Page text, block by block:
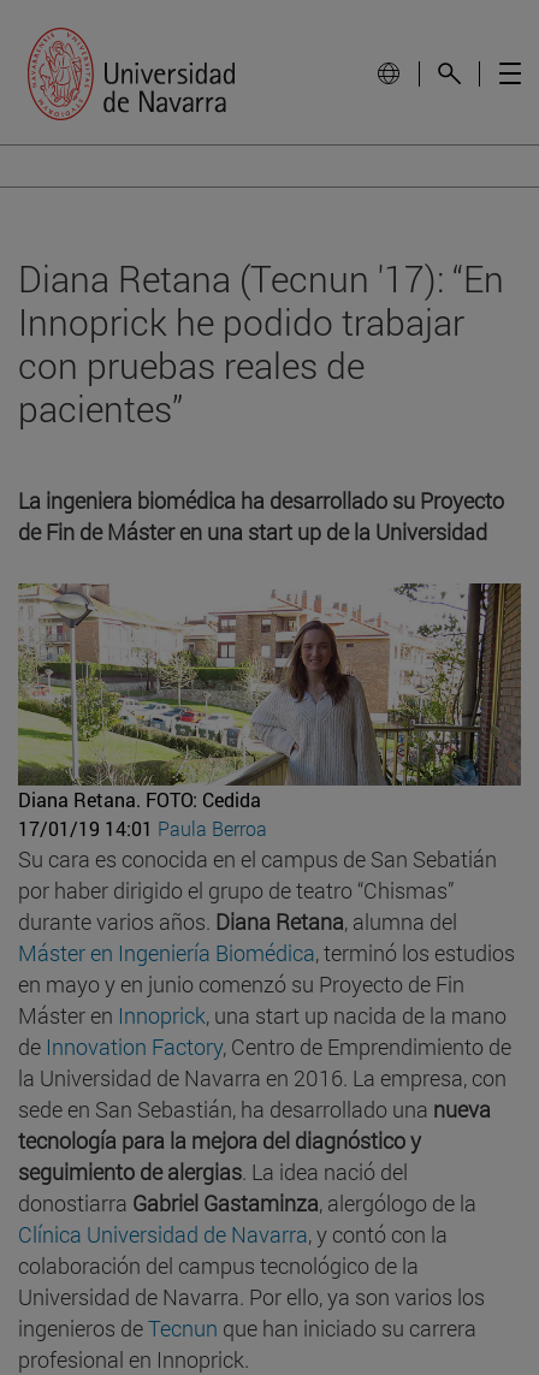
Diana Retana (Tecnun '17): “En
Innoprick he podido trabajar
con pruebas reales de
pacientes”
La ingeniera biomédica ha desarrollado su Proyecto
de Fin de Máster en una start up de la Universidad
Diana Retana. FOTO: Cedida
17/01/19 14:01 Paula Berroa
Su cara es conocida en el campus de San Sebatián
por haber dirigido el grupo de teatro “Chismas”
durante varios años. Diana Retana, alumna del
Máster en Ingeniería Biomédica, terminó los estudios
en mayo y en junio comenzó su Proyecto de Fin
Máster en Innoprick, una start up nacida de la mano
de Innovation Factory, Centro de Emprendimiento de
la Universidad de Navarra en 2016. La empresa, con
sede en San Sebastián, ha desarrollado una nueva
tecnología para la mejora del diagnóstico y
seguimiento de alergias. La idea nació del
donostiarra Gabriel Gastaminza, alergólogo de la
Clínica Universidad de Navarra, y contó con la
colaboración del campus tecnológico de la
Universidad de Navarra. Por ello, ya son varios los
ingenieros deTecnun que han iniciado su carrera
profesional en Innoprick.